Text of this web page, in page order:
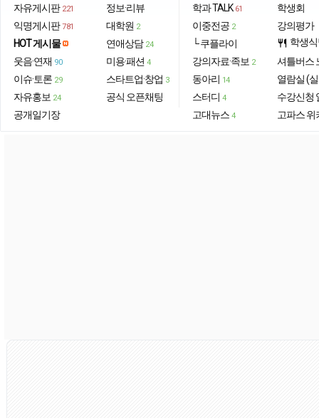
자유게시판 221
익명게시판 781
HOT 게시물
웃음·연재 90
이슈·토론 29
자유홍보 24
공개일기장
정보·리뷰
대학원 2
연애상담 24
미용·패션 4
스타트업·창업 3
공식 오픈채팅
학과 TALK 61
이중전공 2
└ 쿠플라이
강의자료·족보 2
동아리 14
스터디 4
고대뉴스 4
학생회
강의평가
restaurant 학생
셔틀버스
열람실 (
수강신청
고파스 위